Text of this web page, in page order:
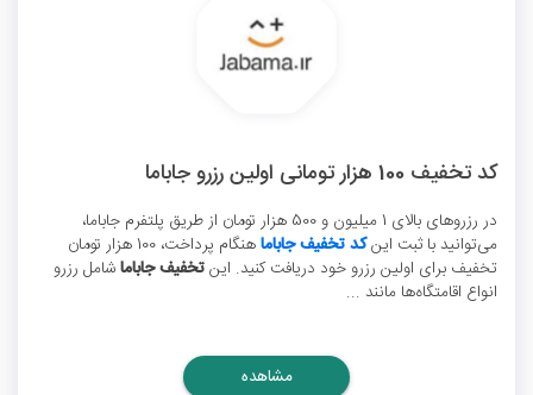
کد تخفیف 100 هزار تومانی اولین رزرو جاباما
در رزروهای بالای 1 میلیون و 500 هزار تومان از طریق پلتفرم جاباما،
می‌توانید با ثبت اینکد تخفیف جاباما
هنگام پرداخت، 100 هزار تومان
تخفیف برای اولین رزرو خود دریافت کنید. اینتخفیف جاباماشامل رزرو
انواع اقامتگاه‌ها مانند ...
مشاهده